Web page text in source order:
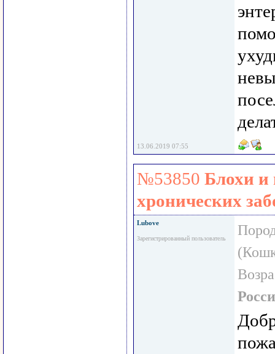
13.06.2019 07:55
№53850 Блохи и
хронических
Lubove
Зарегистрированный пользователь